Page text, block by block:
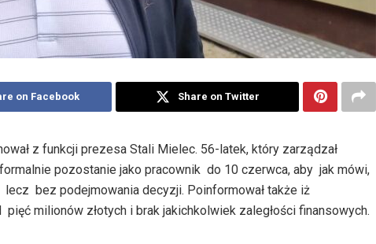
on Facebook Share on Twitter
z funkcji prezesa Stali Mielec. 56-latek, który zarządzał
pozostanie jako pracownik do 10 czerwca, aby jak mówi,
bez podejmowania decyzji. Poinformował także iż
milionów złotych i brak jakichkolwiek zaległości finansowych.